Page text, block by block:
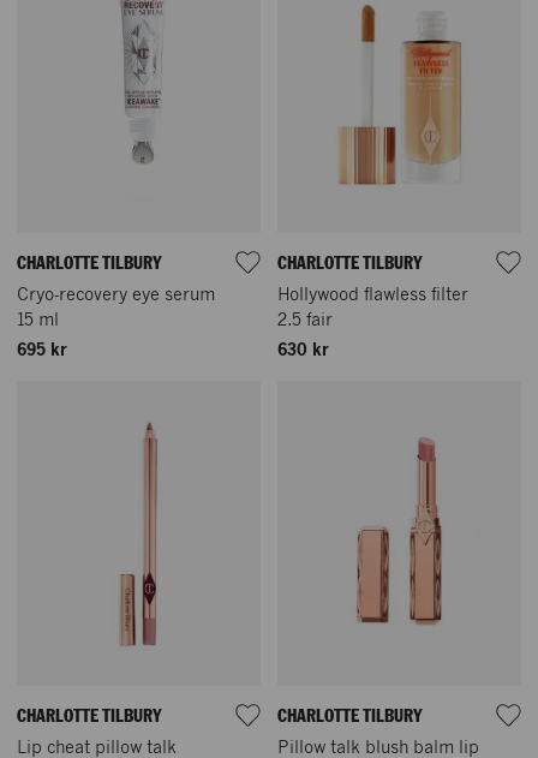
CHARLOTTE TILBURY
Cryo-recovery eye serum
15 ml
695 kr
CHARLOTTE TILBURY
Hollywood flawless filter
2.5 fair
630 kr
CHARLOTTE TILBURY
Lip cheat pillow talk
CHARLOTTE TILBURY
Pillow talk blush balm lip